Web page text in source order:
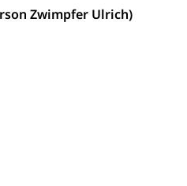
Zwimpfer Ulrich)
(WAS Luzern)
(WAS Luzern)
(WAS Luzern)
AHV/IV
(EL) (WAS Luzern)
(WAS Luzern)
(WAS Luzern)
Behinderung,
Behinderung,